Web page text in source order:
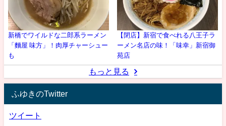
新橋でワイルドな二郎系ラーメン
「麵屋 味方」！肉厚チャーシュー
も
【閉店】新宿で食べれる八王子ラ
ーメン名店の味！「味幸」新宿御
苑店
もっと見る
ふゆきのTwitter
ツイート